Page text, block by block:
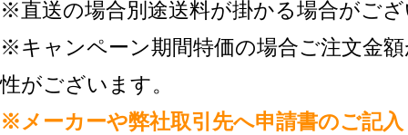
※直送の場合別途送料が掛かる場合がご
※キャンペーン期間特価の場合ご注文金
性がございます。
※メーカーや弊社取引先へ申請書のご記